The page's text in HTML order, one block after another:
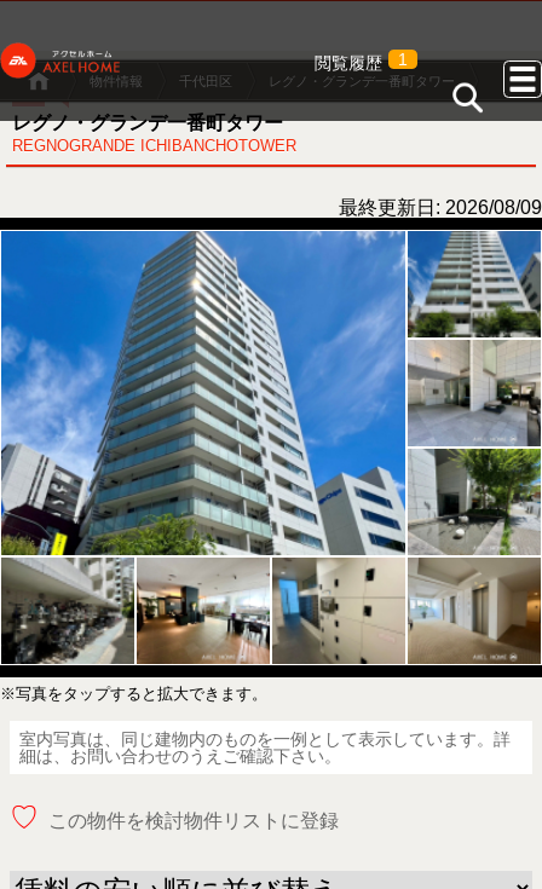
閲覧履歴 1
物件情報 千代田区 レグノ・グランデ一番町タワー
レグノ・グランデ一番町タワー
REGNOGRANDE ICHIBANCHOTOWER
最終更新日: 2026/08/09
※写真をタップすると拡大できます。
室内写真は、同じ建物内のものを一例として表示しています。詳
細は、お問い合わせのうえご確認下さい。
♡ この物件を検討物件リストに登録